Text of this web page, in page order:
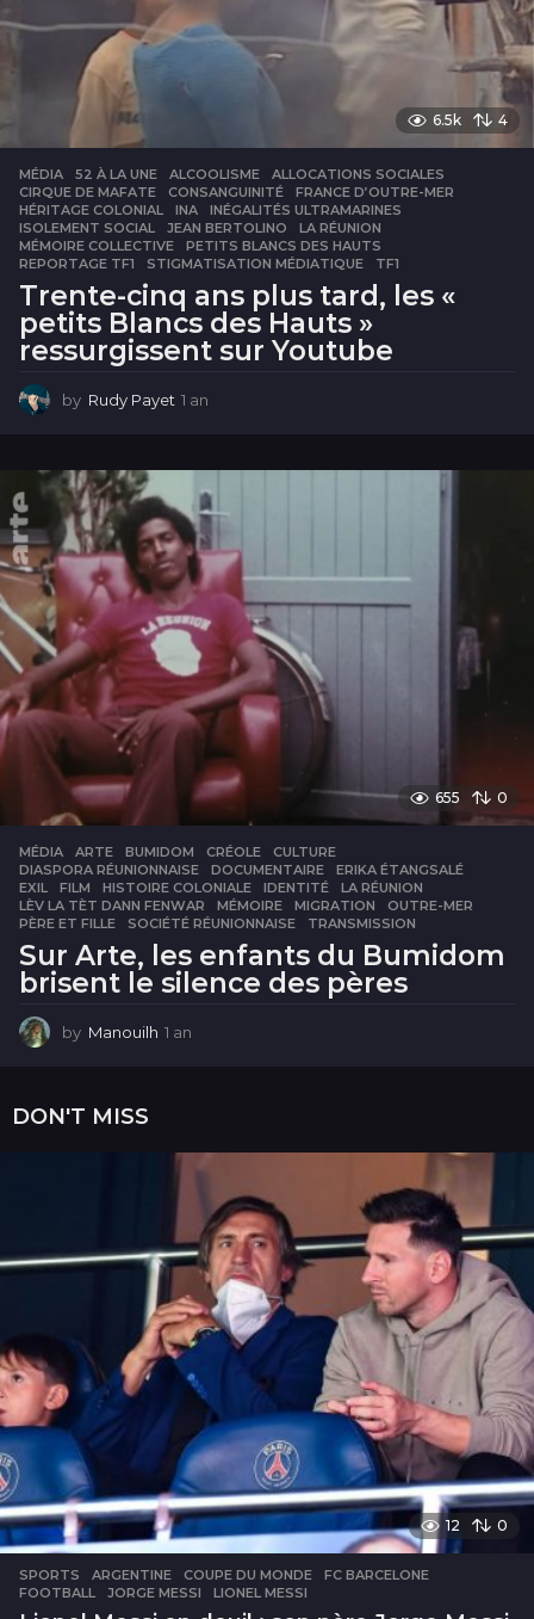
6.5k 4
MÉDIA 52 À LA UNE ,ALCOOLISME ,ALLOCATIONS SOCIALES
CIRQUE DE MAFATE
,CONSANGUINITÉ ,FRANCE D’OUTRE-MER
HÉRITAGE COLONIAL
,INA ,INÉGALITÉS ULTRAMARINES
ISOLEMENT SOCIAL
,JEAN BERTOLINO ,LA RÉUNION
MÉMOIRE COLLECTIVE
,PETITS BLANCS DES HAUTS
REPORTAGE TF1
,STIGMATISATION MÉDIATIQUE ,TF1
Trente-cinq ans plus tard, les «
petits Blancs des Hauts »
ressurgissent sur Youtube
by Rudy Payet 1 an
655 0
MÉDIA ARTE ,BUMIDOM ,CRÉOLE ,CULTURE
DIASPORA RÉUNIONNAISE
,DOCUMENTAIRE ,ERIKA ÉTANGSALÉ
EXIL
,FILM ,HISTOIRE COLONIALE ,IDENTITÉ ,LA RÉUNION
LÈV LA TÈT DANN FENWAR
,MÉMOIRE ,MIGRATION ,OUTRE-MER
PÈRE ET FILLE
,SOCIÉTÉ RÉUNIONNAISE ,TRANSMISSION
Sur Arte, les enfants du Bumidom
brisent le silence des pères
by Manouilh 1 an
DON'T MISS
12 0
SPORTS ARGENTINE ,COUPE DU MONDE ,FC BARCELONE
FOOTBALL
,JORGE MESSI ,LIONEL MESSI